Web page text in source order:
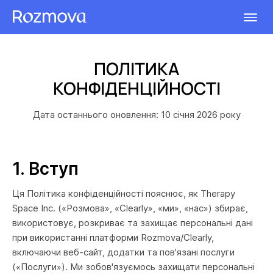
ПОЛІТИКА
КОНФІДЕНЦІЙНОСТІ
Дата останнього оновлення: 10 січня 2026 року
1. Вступ
Ця Політика конфіденційності пояснює, як Therapy
Space Inc. («Розмова», «Clearly», «ми», «нас») збирає,
використовує, розкриває та захищає персональні дані
при використанні платформи Rozmova/Clearly,
включаючи веб-сайт, додатки та пов'язані послуги
(«Послуги»). Ми зобов'язуємось захищати персональні